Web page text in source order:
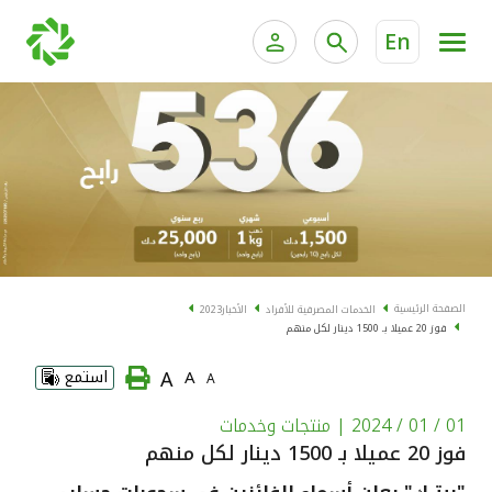
En
الخدمات المصرفية الإلكترونية للأفراد
الخدمات المصرفية الإلكترونية للشركات
خدمة "بيتك" للتداول الإلكتروني
الخدمات المصرفية للأفراد الخدمات المالية الخاصة
الحسابات المصرفية
البطاقات
"برامج العملاء"
الاستثمار
الصفحة الرئيسية الخدمات المصرفية للأفراد الأخبار2023
فوز 20 عميلا بـ 1500 دينار لكل منهم
A
A
A استمع
01 / 01 / 2024 | منتجات وخدمات
فوز 20 عميلا بـ 1500 دينار لكل منهم